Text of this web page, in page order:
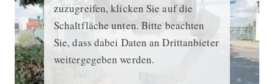
zuzugreifen, klicken Sie auf die
Schaltfläche unten. Bitte beachten
Sie, dass dabei Daten an Drittanbieter
weitergegeben werden.